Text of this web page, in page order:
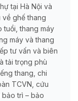
tại Hà Nội và
ghế thang
tuổi, thang máy
máy và thang
tư vấn và biên
tải trọng phù
thang, chi
TCVN, cứu
bảo trì – bảo